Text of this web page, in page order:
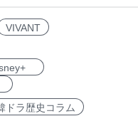
VIVANT
ドラ歴史コラム